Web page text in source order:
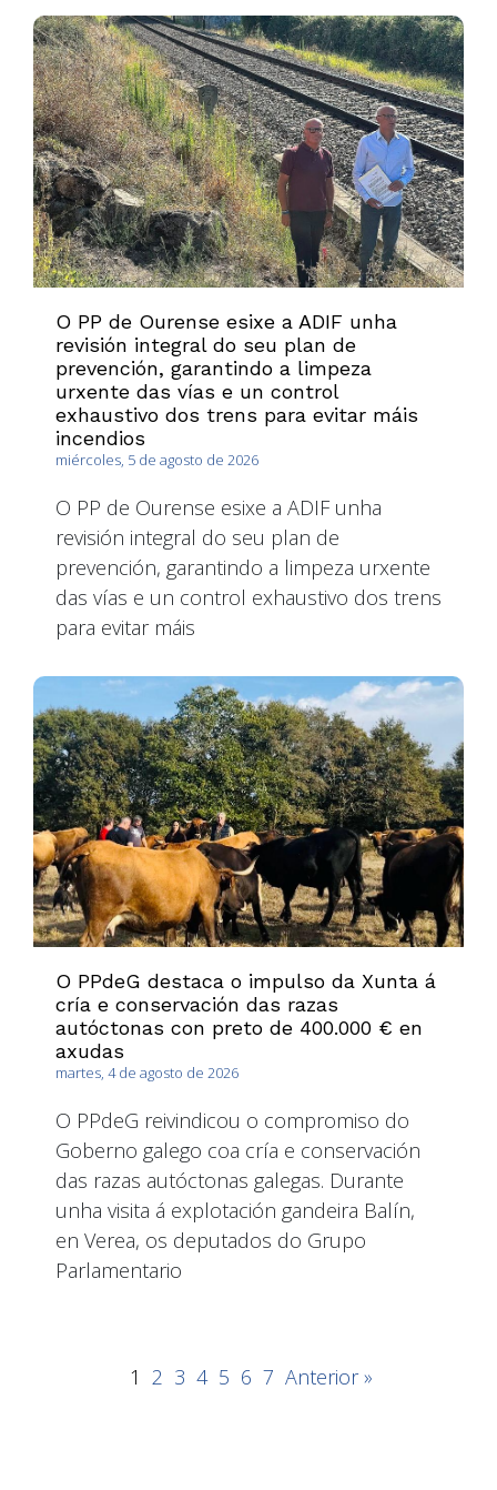
O PP de Ourense esixe a ADIF unha
revisión integral do seu plan de
prevención, garantindo a limpeza
urxente das vías e un control
exhaustivo dos trens para evitar máis
incendios
miércoles, 5 de agosto de 2026
O PP de Ourense esixe a ADIF unha
revisión integral do seu plan de
prevención, garantindo a limpeza urxente
das vías e un control exhaustivo dos trens
para evitar máis
O PPdeG destaca o impulso da Xunta á
cría e conservación das razas
autóctonas con preto de 400.000 € en
axudas
martes, 4 de agosto de 2026
O PPdeG reivindicou o compromiso do
Goberno galego coa cría e conservación
das razas autóctonas galegas. Durante
unha visita á explotación gandeira Balín,
en Verea, os deputados do Grupo
Parlamentario
1 2 3 4 5 6 7 Anterior »